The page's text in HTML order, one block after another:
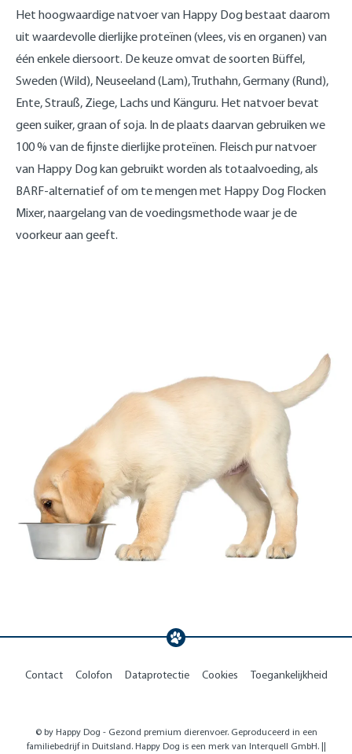
Het hoogwaardige natvoer van Happy Dog bestaat daarom
uit waardevolle dierlijke proteïnen (vlees, vis en organen) van
één enkele diersoort. De keuze omvat de soorten Büffel,
Sweden (Wild), Neuseeland (Lam), Truthahn, Germany (Rund),
Ente, Strauß, Ziege, Lachs und Känguru. Het natvoer bevat
geen suiker, graan of soja. In de plaats daarvan gebruiken we
100 % van de fijnste dierlijke proteïnen. Fleisch pur natvoer
van Happy Dog kan gebruikt worden als totaalvoeding, als
BARF-alternatief of om te mengen met Happy Dog Flocken
Mixer, naargelang van de voedingsmethode waar je de
voorkeur aan geeft.
Contact Colofon Dataprotectie Cookies Toegankelijkheid
© by Happy Dog - Gezond premium dierenvoer. Geproduceerd in een
familiebedrijf in Duitsland. Happy Dog is een merk van Interquell GmbH. ||